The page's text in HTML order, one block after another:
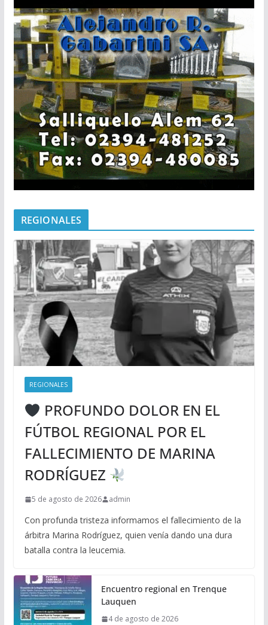
REGIONALES
REGIONALES
PROFUNDO DOLOR EN EL
FÚTBOL REGIONAL POR EL
FALLECIMIENTO DE MARINA
RODRÍGUEZ
5 de agosto de 2026 admin
Con profunda tristeza informamos el fallecimiento de la
árbitra Marina Rodríguez, quien venía dando una dura
batalla contra la leucemia.
Encuentro regional en Trenque
Lauquen
4 de agosto de 2026